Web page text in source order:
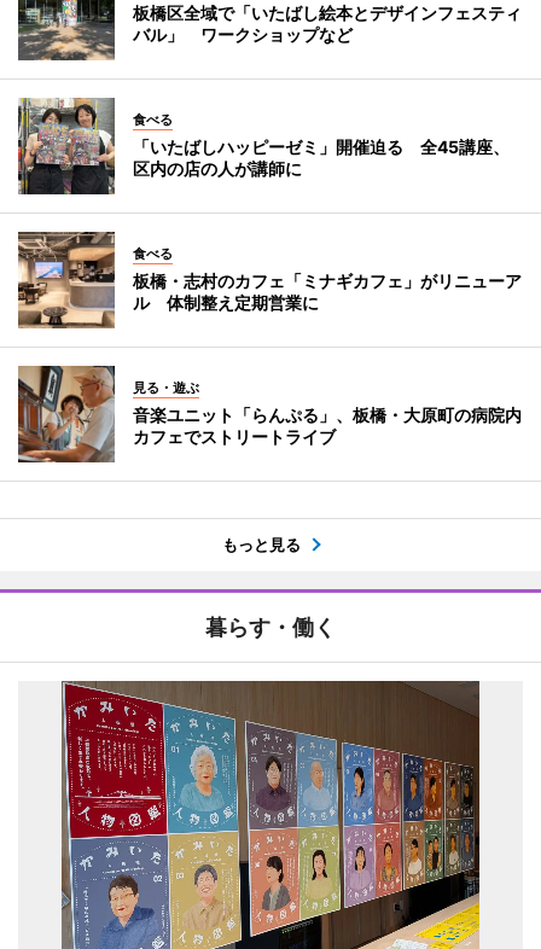
板橋区全域で「いたばし絵本とデザインフェスティ
バル」 ワークショップなど
食べる
「いたばしハッピーゼミ」開催迫る 全45講座、
区内の店の人が講師に
食べる
板橋・志村のカフェ「ミナギカフェ」がリニューア
ル 体制整え定期営業に
見る・遊ぶ
音楽ユニット「らんぷる」、板橋・大原町の病院内
カフェでストリートライブ
もっと見る
暮らす・働く